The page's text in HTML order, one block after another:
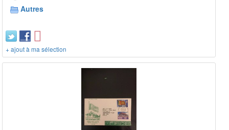
Autres
+ ajout à ma sélection